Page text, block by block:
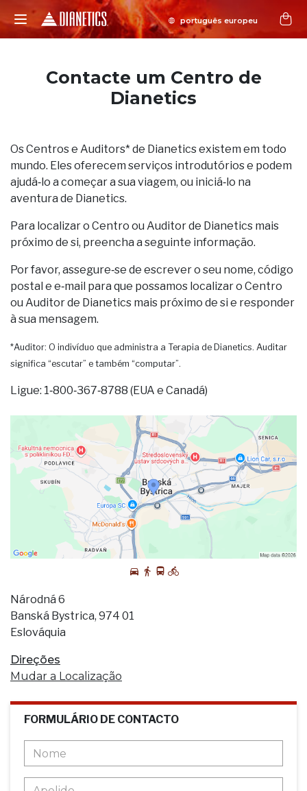
Contacte um Centro de
Dianetics
Os Centros e Auditors* de Dianetics existem em todo
mundo. Eles oferecem serviços introdutórios e podem
ajudá‑lo a começar a sua viagem, ou iniciá‑lo na
aventura de Dianetics.
Para localizar o Centro ou Auditor de Dianetics mais
próximo de si, preencha a seguinte informação.
Por favor, assegure‑se de escrever o seu nome, código
postal e e‑mail para que possamos localizar o Centro
ou Auditor de Dianetics mais próximo de si e responder
à sua mensagem.
*Auditor: O indivíduo que administra a Terapia de Dianetics. Auditar
significa “escutar” e também “computar”.
Ligue: 1‑800‑367‑8788 (EUA e Canadá)
Národná 6
Banská Bystrica, 974 01
Eslováquia
Direções
Mudar a Localização
FORMULÁRIO DE CONTACTO